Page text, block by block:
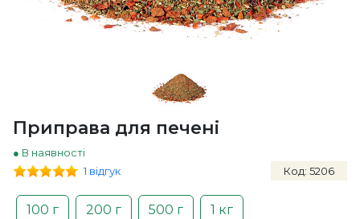
Приправа для печені
● В наявності
1 відгук
Код: 5206
100 г 200 г 500 г 1 кг